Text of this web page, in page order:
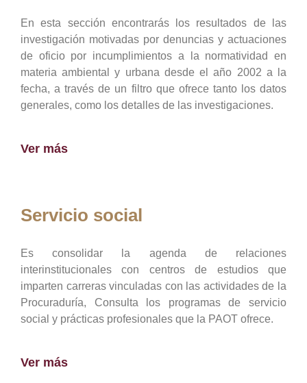
En esta sección encontrarás los resultados de las
investigación motivadas por denuncias y actuaciones
de oficio por incumplimientos a la normatividad en
materia ambiental y urbana desde el año 2002 a la
fecha, a través de un filtro que ofrece tanto los datos
generales, como los detalles de las investigaciones.
Ver más
Servicio social
Es consolidar la agenda de relaciones
interinstitucionales con centros de estudios que
imparten carreras vinculadas con las actividades de la
Procuraduría, Consulta los programas de servicio
social y prácticas profesionales que la PAOT ofrece.
Ver más